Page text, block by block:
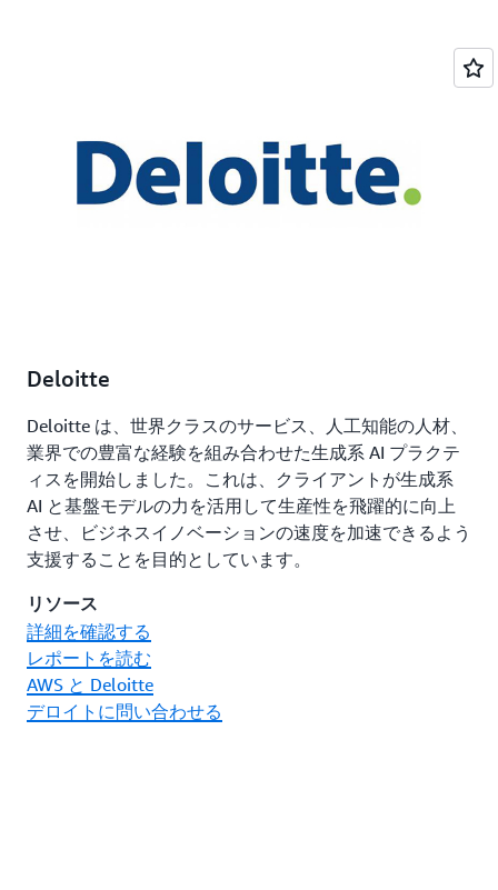
Deloitte
Deloitte は、世界クラスのサービス、人工知能の人材、
業界での豊富な経験を組み合わせた生成系 AI プラクテ
ィスを開始しました。これは、クライアントが生成系
AI と基盤モデルの力を活用して生産性を飛躍的に向上
させ、ビジネスイノベーションの速度を加速できるよう
支援することを目的としています。
リソース
詳細を確認する
レポートを読む
AWS と Deloitte
デロイトに問い合わせる